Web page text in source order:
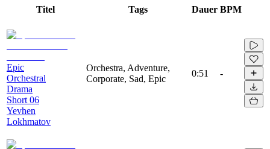
Titel Tags Dauer BPM
Epic
Orchestral
Drama
Short 06
Yevhen
Lokhmatov
Orchestra, Adventure,
Corporate, Sad, Epic
0:51 -